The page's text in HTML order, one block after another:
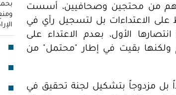
من محتجين وصحافيين، أسست
الاعتداءات بل لتسجيل رأي في
الأول، بعدم الاعتداء على
ولكنها بقيت في إطار "محتمل" من
بل مزدوجاً بتشكيل لجنة تحقيق في